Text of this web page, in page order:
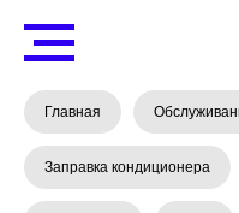
Главная
Заправка кондиционера